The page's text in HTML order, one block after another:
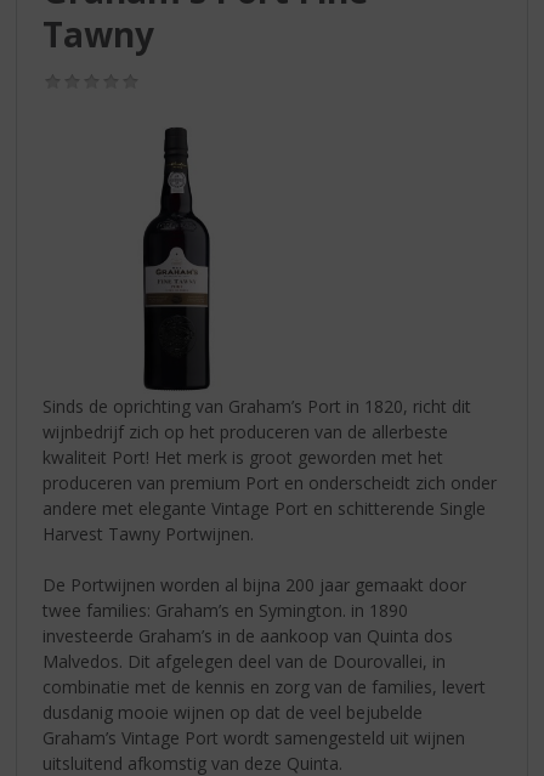
Tawny
Sinds de oprichting van Graham’s Port in 1820, richt dit
wijnbedrijf zich op het produceren van de allerbeste
kwaliteit Port! Het merk is groot geworden met het
produceren van premium Port en onderscheidt zich onder
andere met elegante Vintage Port en schitterende Single
Harvest Tawny Portwijnen.
De Portwijnen worden al bijna 200 jaar gemaakt door
twee families: Graham’s en Symington. in 1890
investeerde Graham’s in de aankoop van Quinta dos
Malvedos. Dit afgelegen deel van de Dourovallei, in
combinatie met de kennis en zorg van de families, levert
dusdanig mooie wijnen op dat de veel bejubelde
Graham’s Vintage Port wordt samengesteld uit wijnen
uitsluitend afkomstig van deze Quinta.